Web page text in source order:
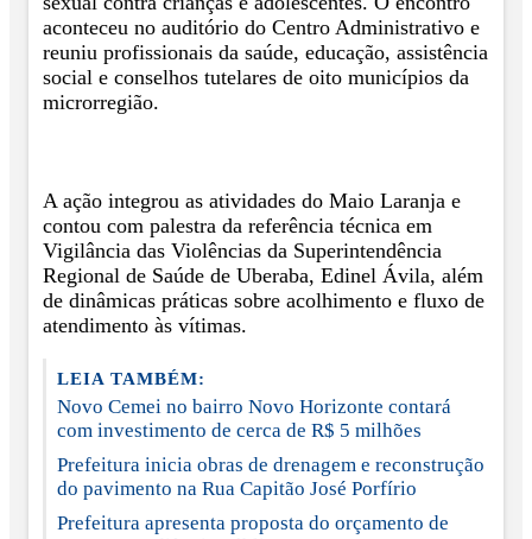
aconteceu no auditório do Centro Administrativo e
reuniu profissionais da saúde, educação, assistência
social e conselhos tutelares de oito municípios da
microrregião.
A ação integrou as atividades do Maio Laranja e
contou com palestra da referência técnica em
Vigilância das Violências da Superintendência
Regional de Saúde de Uberaba, Edinel Ávila, além
de dinâmicas práticas sobre acolhimento e fluxo de
atendimento às vítimas.
LEIA TAMBÉM:
Novo Cemei no bairro Novo Horizonte contará
com investimento de cerca de R$ 5 milhões
Prefeitura inicia obras de drenagem e reconstrução
do pavimento na Rua Capitão José Porfírio
Prefeitura apresenta proposta do orçamento de